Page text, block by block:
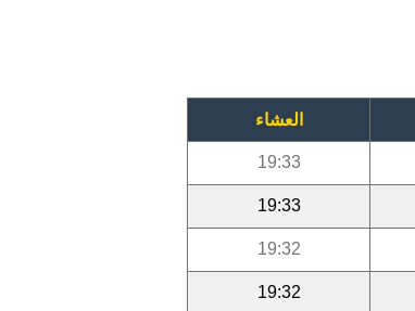
العشاء
19:33
19:33
19:32
19:32